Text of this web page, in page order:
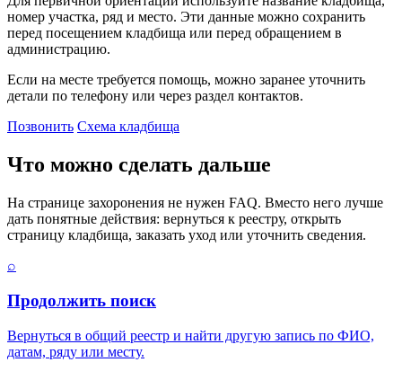
номер участка, ряд и место. Эти данные можно сохранить
перед посещением кладбища или перед обращением в
администрацию.
Если на месте требуется помощь, можно заранее уточнить
детали по телефону или через раздел контактов.
Позвонить Схема кладбища
Что можно сделать дальше
На странице захоронения не нужен FAQ. Вместо него лучше
дать понятные действия: вернуться к реестру, открыть
страницу кладбища, заказать уход или уточнить сведения.
⌕
Продолжить поиск
Вернуться в общий реестр и найти другую запись по ФИО,
датам, ряду или месту.